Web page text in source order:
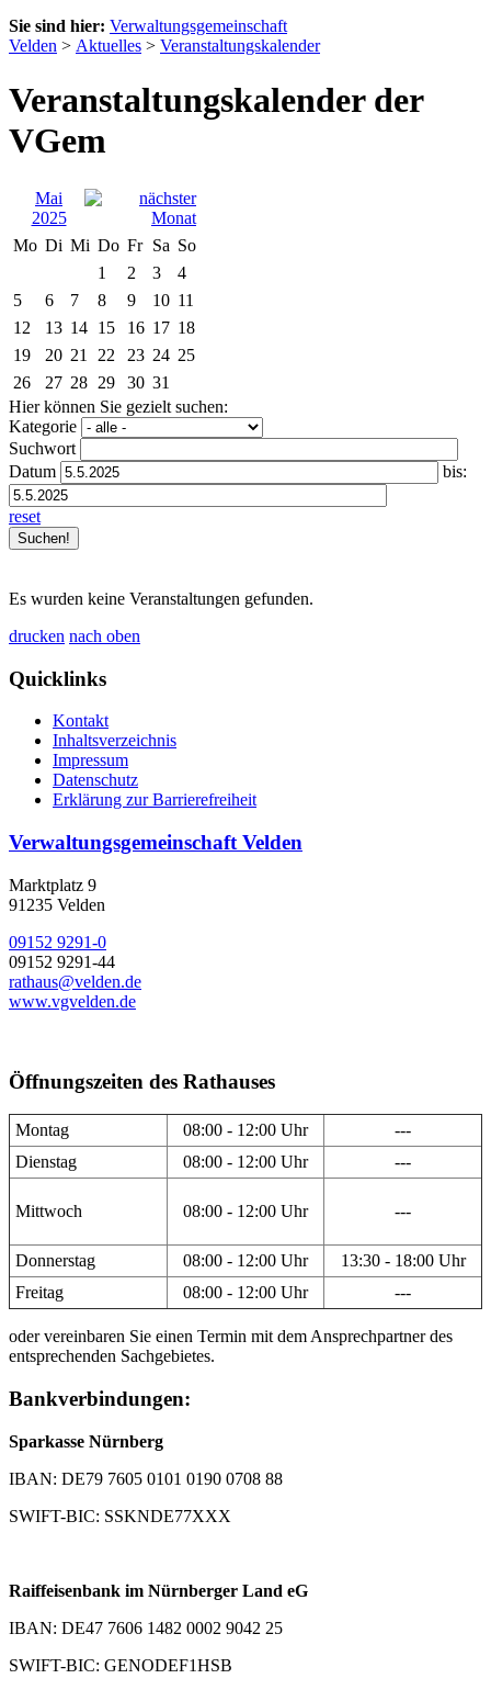
Sie sind hier: Verwaltungsgemeinschaft
Velden > Aktuelles > Veranstaltungskalender
Veranstaltungskalender der
VGem
Mai
2025
Mo Di Mi Do Fr Sa So
1
2 3
4
5
6 7 8 9 10 11
12
13 14 15 16 17 18
19
20 21 22 23 24 25
26
27 28 29 30 31
Hier können Sie gezielt suchen:
Kategorie
Suchwort
Datum
bis:
reset
Es wurden keine Veranstaltungen gefunden.
drucken nach oben
Quicklinks
Kontakt
Inhaltsverzeichnis
Impressum
Datenschutz
Erklärung zur Barrierefreiheit
Verwaltungsgemeinschaft Velden
Marktplatz 9
91235 Velden
09152 9291-0
09152 9291-44
rathaus@velden.de
www.vgvelden.de
Öffnungszeiten des Rathauses
Montag 08:00 - 12:00 Uhr
---
Dienstag
08:00 - 12:00 Uhr ---
Mittwoch 08:00 - 12:00 Uhr ---
Donnerstag 08:00 - 12:00 Uhr
13:30 - 18:00 Uhr
Freitag
08:00 - 12:00 Uhr ---
oder vereinbaren Sie einen Termin mit dem Ansprechpartner des
entsprechenden Sachgebietes.
Bankverbindungen:
Sparkasse Nürnberg
IBAN: DE79 7605 0101 0190 0708 88
SWIFT-BIC: SSKNDE77XXX
Raiffeisenbank im Nürnberger Land eG
IBAN: DE47 7606 1482 0002 9042 25
SWIFT-BIC: GENODEF1HSB